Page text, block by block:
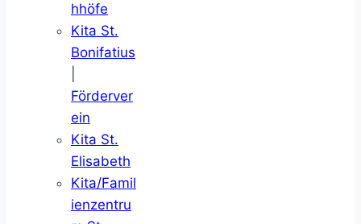
hhöfe
Kita St.
Bonifatius
Förderver
ein
Kita St.
Elisabeth
Kita/Famil
ienzentru